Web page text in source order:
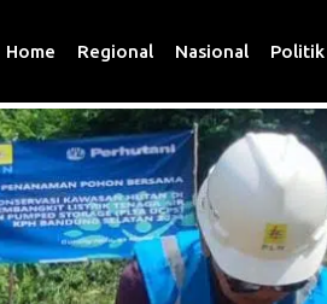
Home Regional Nasional Politik